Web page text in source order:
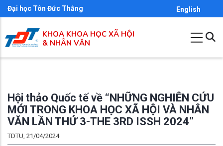
Nhảy
đến
nội
dung
Đại học Tôn Đức Thắng English
KHOA KHOA HỌC XÃ HỘI
& NHÂN VĂN
Hội thảo Quốc tế về “NHỮNG NGHIÊN CỨU
MỚI TRONG KHOA HỌC XÃ HỘI VÀ NHÂN
VĂN LẦN THỨ 3-THE 3RD ISSH 2024”
TDTU, 21/04/2024